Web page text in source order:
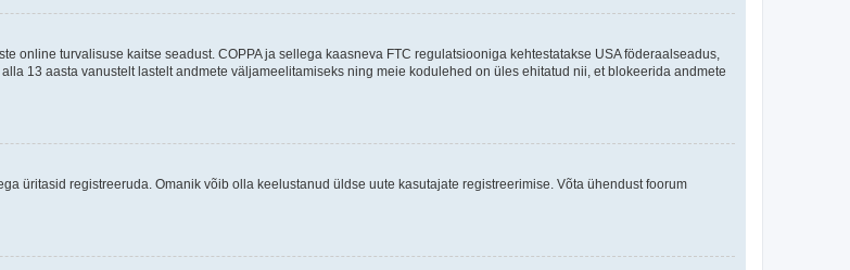
online turvalisuse kaitse seadust. COPPA ja sellega kaasneva FTC regulatsiooniga kehtestatakse USA föderaalseadus,
13 aasta vanustelt lastelt andmete väljameelitamiseks ning meie kodulehed on üles ehitatud nii, et blokeerida andmete
üritasid registreeruda. Omanik võib olla keelustanud üldse uute kasutajate registreerimise. Võta ühendust foorum